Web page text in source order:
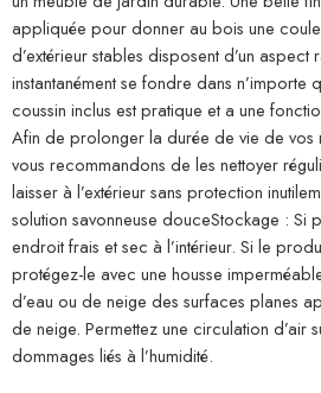
appliquée pour donner au bois une
d’extérieur stables disposent d’un aspect
instantanément se fondre dans n’importe
coussin inclus est pratique et a une
Afin de prolonger la durée de vie de vos
vous recommandons de les nettoyer
laisser à l’extérieur sans protection
solution savonneuse douceStockage : Si
endroit frais et sec à l’intérieur. Si le
protégez-le avec une housse
d’eau ou de neige des surfaces planes
de neige. Permettez une circulation d’air
dommages liés à l’humidité.